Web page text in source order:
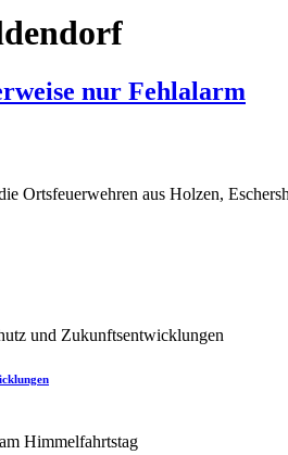
nur Fehlalarm
Ortsfeuerwehren aus Holzen,